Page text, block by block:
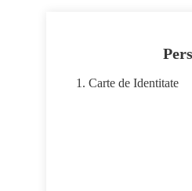
Carte de Identitate